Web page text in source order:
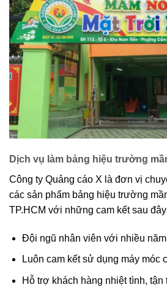
Dịch vụ làm bảng hiệu trường
Công ty Quảng cáo X là đơn vị
các sản phẩm bảng hiệu trường
TP.HCM với những cam kết sau
Đội ngũ nhân viên với nhiều
Luôn cam kết sử dụng máy móc
Hỗ trợ khách hàng nhiệt tình, tận